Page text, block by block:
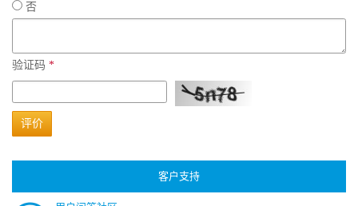
否
验证码 *
评价
客户支持